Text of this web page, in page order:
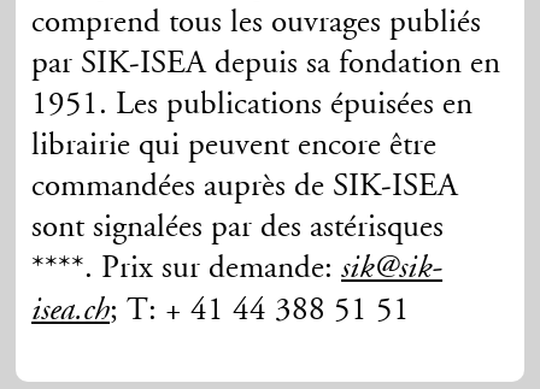
comprend tous les ouvrages publiés
par SIK-ISEA depuis sa fondation en
1951. Les publications épuisées en
librairie qui peuvent encore être
commandées auprès de SIK-ISEA
sont signalées par des astérisques
****. Prix sur demande:sik@sik-
isea.ch; T: + 41 44 388 51 51